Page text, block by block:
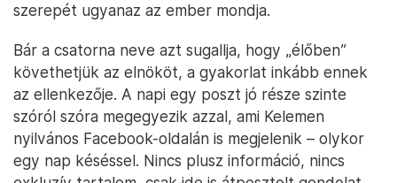
szerepét ugyanaz az ember mondja.
Bár a csatorna neve azt sugallja, hogy „élőben”
követhetjük az elnököt, a gyakorlat inkább ennek
az ellenkezője. A napi egy poszt jó része szinte
szóról szóra megegyezik azzal, ami Kelemen
nyilvános Facebook-oldalán is megjelenik – olykor
egy nap késéssel. Nincs plusz információ, nincs